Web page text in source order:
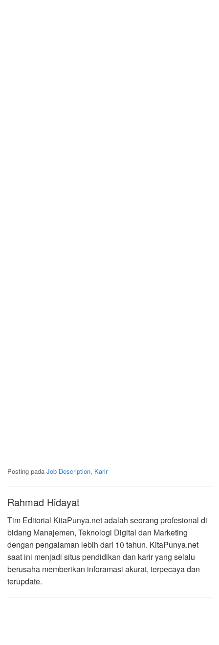
Posting pada Job Description, Karir
Rahmad Hidayat
Tim Editorial KitaPunya.net adalah seorang profesional di
bidang Manajemen, Teknologi Digital dan Marketing
dengan pengalaman lebih dari 10 tahun. KitaPunya.net
saat ini menjadi situs pendidikan dan karir yang selalu
berusaha memberikan inforamasi akurat, terpecaya dan
terupdate.